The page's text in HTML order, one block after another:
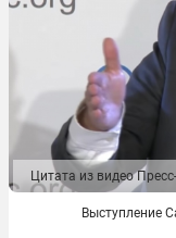
Цитата из видео
Выступление